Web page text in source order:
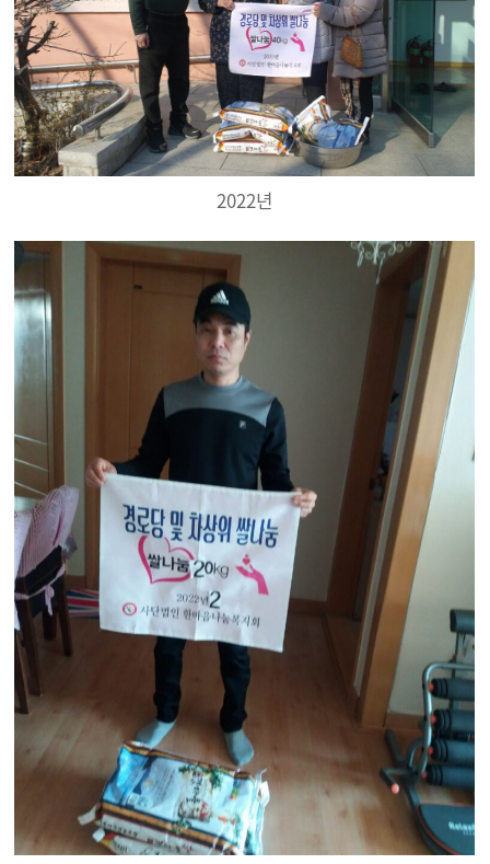
2022년